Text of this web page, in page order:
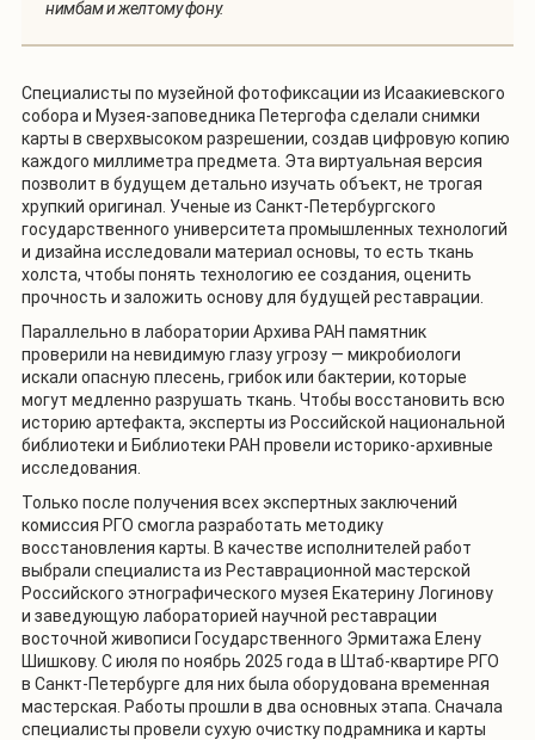
нимбам и желтому фону.
Специалисты по музейной фотофиксации из Исаакиевского
собора и Музея-заповедника Петергофа сделали снимки
карты в сверхвысоком разрешении, создав цифровую копию
каждого миллиметра предмета. Эта виртуальная версия
позволит в будущем детально изучать объект, не трогая
хрупкий оригинал. Ученые из Санкт-Петербургского
государственного университета промышленных технологий
и дизайна исследовали материал основы, то есть ткань
холста, чтобы понять технологию ее создания, оценить
прочность и заложить основу для будущей реставрации.
Параллельно в лаборатории Архива РАН памятник
проверили на невидимую глазу угрозу — микробиологи
искали опасную плесень, грибок или бактерии, которые
могут медленно разрушать ткань. Чтобы восстановить всю
историю артефакта, эксперты из Российской национальной
библиотеки и Библиотеки РАН провели историко-архивные
исследования.
Только после получения всех экспертных заключений
комиссия РГО смогла разработать методику
восстановления карты. В качестве исполнителей работ
выбрали специалиста из Реставрационной мастерской
Российского этнографического музея Екатерину Логинову
и заведующую лабораторией научной реставрации
восточной живописи Государственного Эрмитажа Елену
Шишкову. С июля по ноябрь 2025 года в Штаб-квартире РГО
в Санкт-Петербурге для них была оборудована временная
мастерская. Работы прошли в два основных этапа. Сначала
специалисты провели сухую очистку подрамника и карты